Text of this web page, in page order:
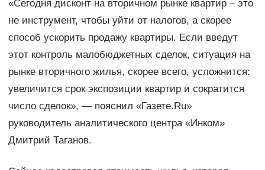
«Сегодня дисконт на вторичном рынке квартир – это
не инструмент, чтобы уйти от налогов, а скорее
способ ускорить продажу квартиры. Если введут
этот контроль малобюджетных сделок, ситуация на
рынке вторичного жилья, скорее всего, усложнится:
увеличится срок экспозиции квартир и сократится
число сделок», — пояснил «Газете.Ru»
руководитель аналитического центра «Инком»
Дмитрий Таганов.